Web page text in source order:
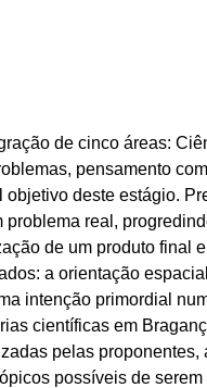
de cinco áreas:
pensamento
deste estágio.
real,
de um produto final
a orientação
intenção primordial
científicas em
pelas
possíveis de